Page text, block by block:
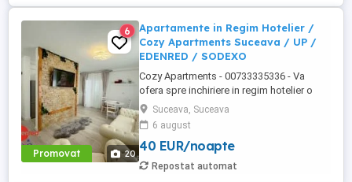
Promovat 20
6
Apartamente in Regim Hotelier /
Cozy Apartments Suceava / UP /
EDENRED / SODEXO
Cozy Apartments - 00733335336 - Va
ofera spre inchiriere in regim hotelier o
gama variata de apartamente si
garsoniere situate in puncte cheie ale
orasului Suceava: Bulevardul George
Enescu. Kaufland George Enescu In
centrul Orasului pe Esplanada langa
McDonald's. Zamca Bulevardul 1 Mai
Suceava, Suceava
6 august
40 EUR/noapte
Repostat automat